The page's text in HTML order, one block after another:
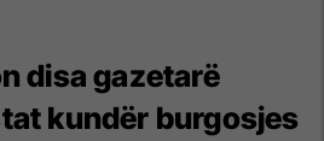
disa gazetarë
kundër burgosjes